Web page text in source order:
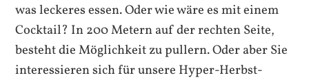
was leckeres essen. Oder wie wäre es mit einem
Cocktail? In 200 Metern auf der rechten Seite,
besteht die Möglichkeit zu pullern. Oder aber Sie
interessieren sich für unsere Hyper-Herbst-